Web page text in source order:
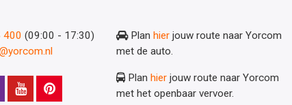
Plan hier jouw route naar Yorcom
met de auto.
Plan hier jouw route naar Yorcom
met het openbaar vervoer.
400 (09:00 - 17:30)